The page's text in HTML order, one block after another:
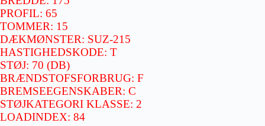
PROFIL: 65
TOMMER: 15
DÆKMØNSTER: SUZ-215
HASTIGHEDSKODE: T
STØJ: 70 (DB)
BRÆNDSTOFSFORBRUG: F
BREMSEEGENSKABER: C
STØJKATEGORI KLASSE: 2
LOADINDEX: 84